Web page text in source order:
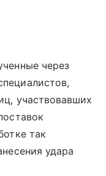
через
участвовавших
так
удара